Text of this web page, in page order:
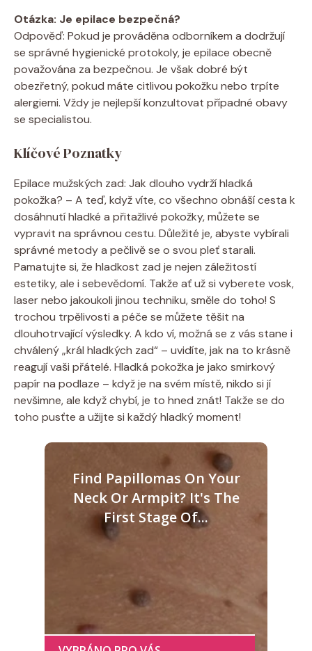
Otázka: Je epilace bezpečná?
Odpověď: Pokud je prováděna odborníkem a dodržují
se správné hygienické protokoly, je epilace obecně
považována za bezpečnou. Je však dobré být
obezřetný, pokud máte citlivou pokožku nebo trpíte
alergiemi. Vždy je nejlepší konzultovat případné obavy
se specialistou.
Klíčové Poznatky
Epilace mužských zad: Jak dlouho vydrží hladká
pokožka? – A teď, když víte, co všechno obnáší cesta k
dosáhnutí hladké a přitažlivé pokožky, můžete se
vypravit na správnou cestu. Důležité je, abyste vybírali
správné metody a pečlivě se o svou pleť starali.
Pamatujte si, že hladkost zad je nejen záležitostí
estetiky, ale i sebevědomí. Takže ať už si vyberete vosk,
laser nebo jakoukoli jinou techniku, směle do toho! S
trochou trpělivosti a péče se můžete těšit na
dlouhotrvající výsledky. A kdo ví, možná se z vás stane i
chválený „král hladkých zad“ – uvidíte, jak na to krásně
reagují vaši přátelé. Hladká pokožka je jako smirkový
papír na podlaze – když je na svém místě, nikdo si jí
nevšimne, ale když chybí, je to hned znát! Takže se do
toho pusťte a užijte si každý hladký moment!
Find Papillomas On Your
Neck Or Armpit? It's The
First Stage Of...